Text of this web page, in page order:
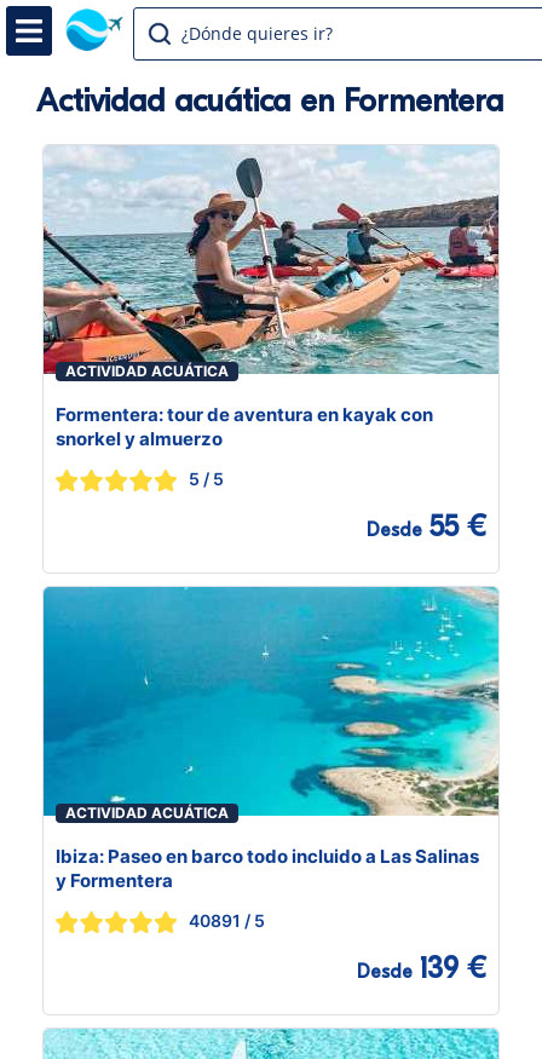
¿Dónde quieres ir?
Actividad acuática en Formentera
ACTIVIDAD ACUÁTICA
Formentera: tour de aventura en kayak con
snorkel y almuerzo
5 / 5
Desde 55 €
ACTIVIDAD ACUÁTICA
Ibiza: Paseo en barco todo incluido a Las Salinas
y Formentera
40891 / 5
Desde 139 €